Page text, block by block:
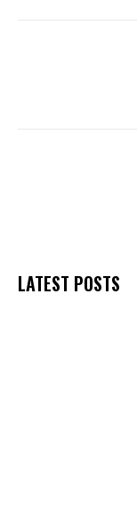
LATEST POSTS